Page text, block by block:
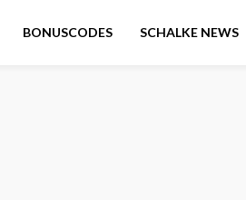
BONUSCODES SCHALKE NEWS